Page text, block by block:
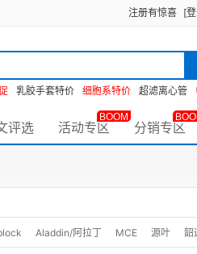
注册有惊喜 [
乳胶手套特价 细胞系特价 超滤离心管
评选 活动专区
BOOM
分销专区
Aladdin/阿拉丁 MCE 源叶 韶